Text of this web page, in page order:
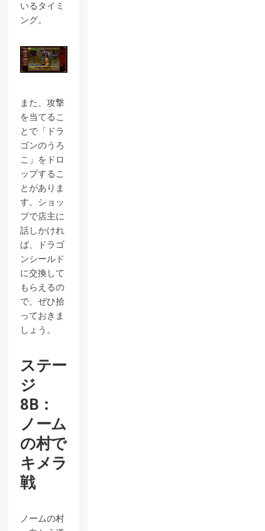
いるタイミ
ング。
また、攻撃
を当てるこ
とで「ドラ
ゴンのうろ
こ」をドロ
ップするこ
とがありま
す。ショッ
プで店主に
話しかけれ
ば、ドラゴ
ンシールド
に交換して
もらえるの
で、ぜひ拾
っておきま
しょう。
ステー
ジ
8B：
ノーム
の村で
キメラ
戦
ノームの村